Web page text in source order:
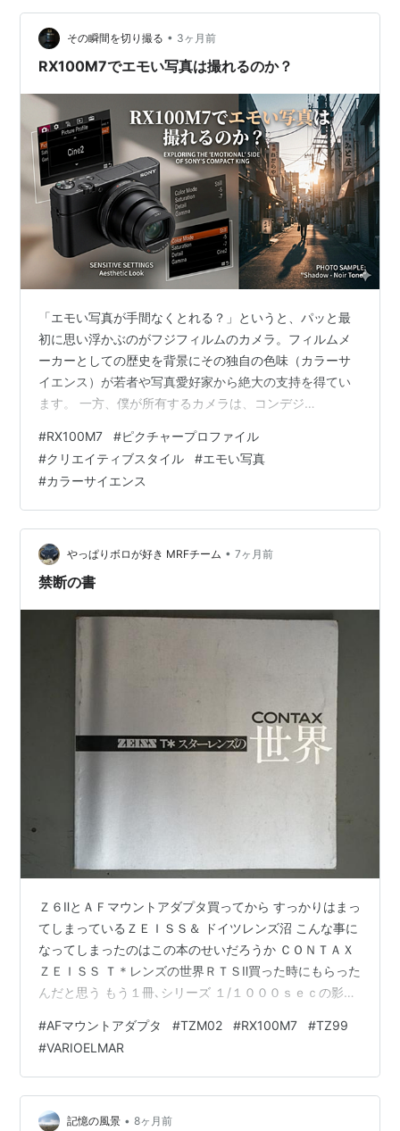
鳥、花 街、構造物 画質とズームの両方を求める人におす
すめのコンデジは？ WX500を気に入った理由 WX500が
気に入ったのは…
その瞬間を切り撮る • 3ヶ月前
RX100M7でエモい写真は撮れるのか？
「エモい写真が手間なくとれる？」というと、パッと最
初に思い浮かぶのがフジフィルムのカメラ。フィルムメ
ーカーとしての歴史を背景にその独自の色味（カラーサ
イエンス）が若者や写真愛好家から絶大の支持を得てい
ます。 一方、僕が所有するカメラは、コンデジ
ー一色。こちらの色味というと、忠実で現代的なトー
ン。色編集の自由度が高いので、RAW現像や動画編集時
に幅広い色調整がしやすいのですが、すぐ作品として
SNSに共有するといった手軽さには欠けるのが悩みのひ
とつ。 ということで、本日は「色味（カラーサイエン
ス）」の話し。RX100M7を実験機にどこまで…
#RX100M7 #ピクチャープロファイル
#クリエイティブスタイル #エモい写真
#カラーサイエンス
やっぱりボロが好き MRFチーム • 7ヶ月前
禁断の書
Ｚ６ⅡとＡＦマウントアダプタ買ってから すっかりはまっ
てしまっているＺＥＩＳＳ＆ ドイツレンズ沼 こんな事に
なってしまったのはこの本のせいだろうか ＣＯＮＴＡＸ
ＺＥＩＳＳ Ｔ＊レンズの世界ＲＴＳⅡ買った時にもらった
んだと思う もう１冊､シリーズ １/１０００ｓｅｃの影響
TZM-02 + ヤシカ・コンタックスレンズ用 マウントアダ
プター KF-CYM2 ↓ポチっとお願いします にほんブログ
村 にほんブログ村 SONY(ソニー) コンパクトデジタルカ
メラ Cyber-shot RX100VII ボディ ブラック 1.0型積層型
CMOSセン…
#AFマウントアダプタ #TZM02 #RX100M7 #TZ99
#VARIOELMAR
記憶の風景 • 8ヶ月前